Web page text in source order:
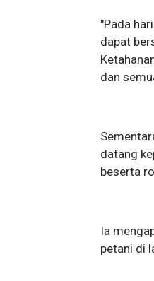
"Pada
dapat
dan
datang
beserta
Ia
petani di